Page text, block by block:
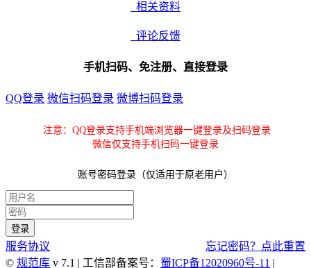
相关资料
评论反馈
手机扫码、免注册、直接登录
QQ登录 微信扫码登录 微博扫码登录
注意：QQ登录支持手机端浏览器一键登录及扫码登录
微信仅支持手机扫码一键登录
账号密码登录（仅适用于原老用户）
服务协议
忘记密码？点此重置
© 规范库 v 7.1 | 工信部备案号： 蜀ICP备12020960号-11 |